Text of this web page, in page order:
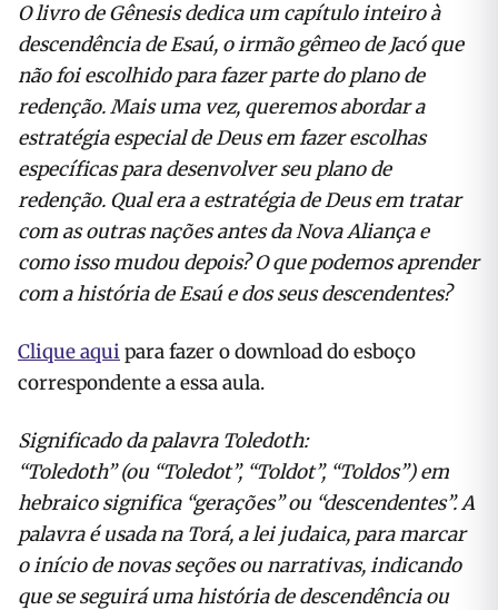
O livro de Gênesis dedica um capítulo inteiro à
descendência de Esaú, o irmão gêmeo de Jacó que
não foi escolhido para fazer parte do plano de
redenção. Mais uma vez, queremos abordar a
estratégia especial de Deus em fazer escolhas
específicas para desenvolver seu plano de
redenção. Qual era a estratégia de Deus em tratar
com as outras nações antes da Nova Aliança e
como isso mudou depois? O que podemos aprender
com a história de Esaú e dos seus descendentes?
Clique aqui para fazer o download do esboço
correspondente a essa aula.
Significado da palavra Toledoth:
“Toledoth” (ou “Toledot”, “Toldot”, “Toldos”) em
hebraico significa “gerações” ou “descendentes”. A
palavra é usada na Torá, a lei judaica, para marcar
o início de novas seções ou narrativas, indicando
que se seguirá uma história de descendência ou